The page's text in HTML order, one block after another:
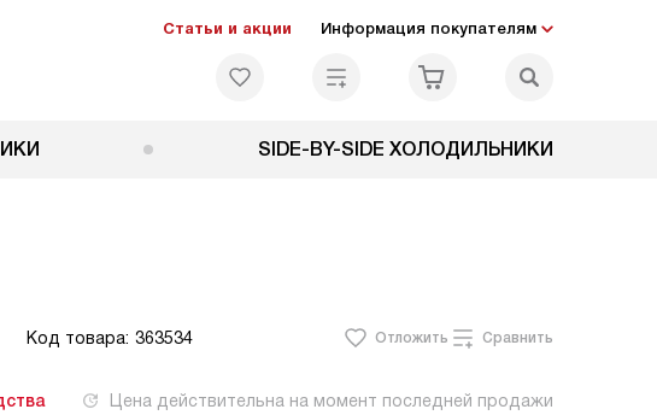
Статьи и акции Информация покупателям
SIDE-BY-SIDE ХОЛОДИЛЬНИКИ
Код товара: 363534 Отложить Сравнить
Цена действительна на момент последней продажи